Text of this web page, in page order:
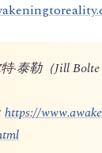
·泰勒（Jill
https://